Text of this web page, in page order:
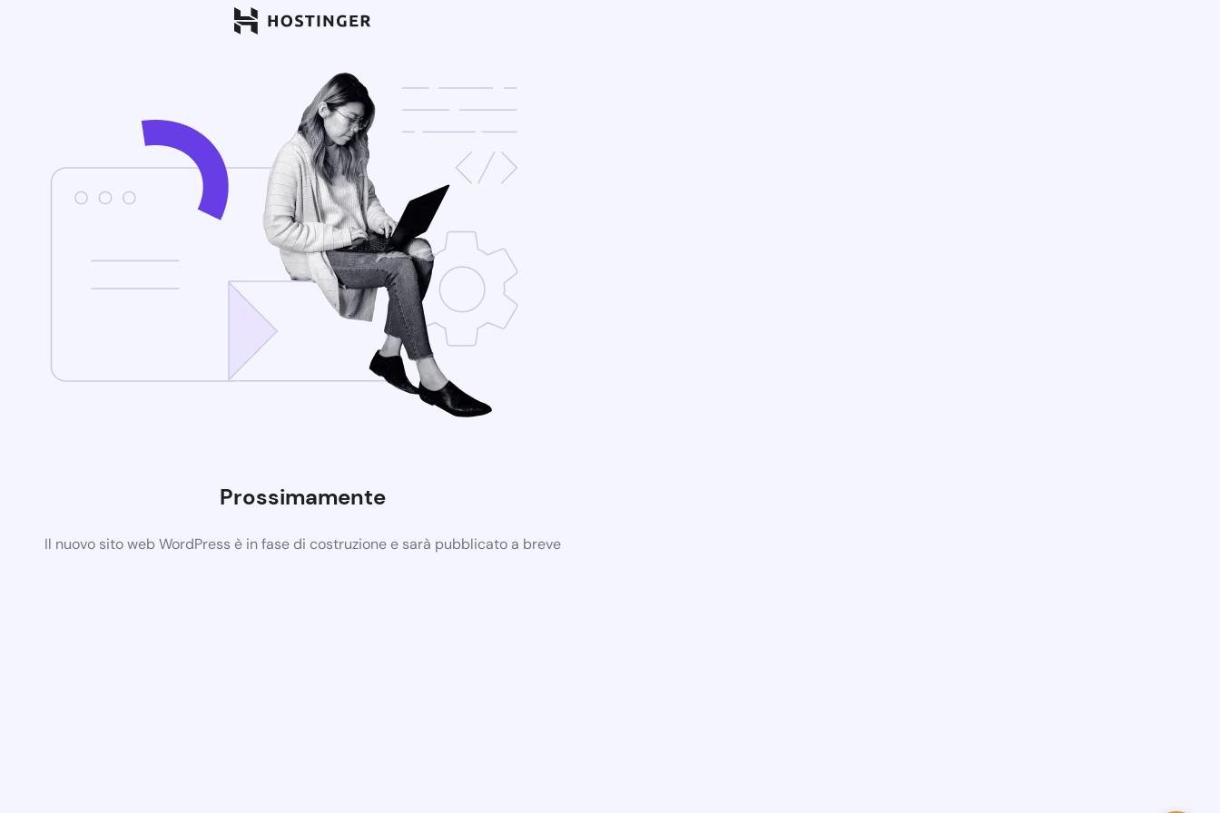
Prossimamente
Il nuovo sito web WordPress è in fase di costruzione e sarà pubblicato a breve